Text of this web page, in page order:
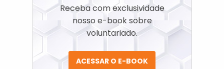
Receba com exclusividade
nosso e-book sobre
voluntariado.
ACESSAR O E-BOOK